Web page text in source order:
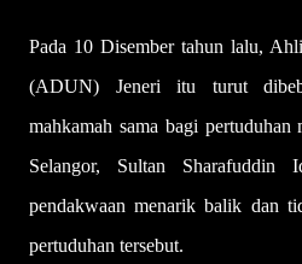
Pada 10 Disember tahun lalu,
(ADUN) Jeneri itu turut
mahkamah sama bagi pertuduhan
Selangor, Sultan Sharafuddin
pendakwaan menarik balik dan
pertuduhan tersebut.